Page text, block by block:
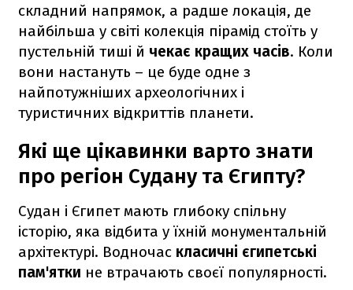
складний напрямок, а радше локація, де
найбільша у світі колекція пірамід стоїть у
пустельній тиші й чекає кращих часів. Коли
вони настануть – це буде одне з
найпотужніших археологічних і
туристичних відкриттів планети.
Які ще цікавинки варто знати
про регіон Судану та Єгипту?
Судан і Єгипет мають глибоку спільну
історію, яка відбита у їхній монументальній
архітектурі. Водночас класичні єгипетські
пам'ятки не втрачають своєї популярності.